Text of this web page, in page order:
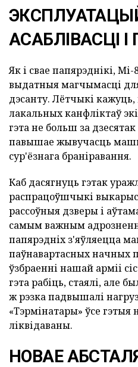
АСАБЛІВАСЦІ І
Як і свае папярэднікі,
выдатныя магчымасці
дэсанту. Лётчыкі
лакальных канфліктаў
гэта не больш за
павышае жывучасць
сур'ёзнага браніравання.
Каб дасягнуць гэтак
распрацоўшчыкі
рассоўныя дзверы і
самым важным
папярэдніх з'яўляецца
паўнавартасных начных
ўзбраенні нашай арміі
гэта рабіць, стаялі, але
ж рэзка падвышалі
«Тэрмінатары» ўсе
ліквідаваны.
НОВАЕ